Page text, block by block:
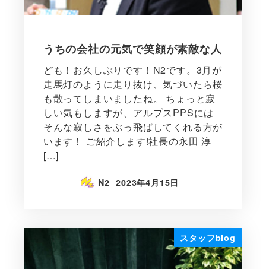
うちの会社の元気で笑顔が素敵な人
ども！お久しぶりです！N2です。3月が
走馬灯のように走り抜け、気づいたら桜
も散ってしまいましたね。 ちょっと寂
しい気もしますが、アルプスPPSには
そんな寂しさをぶっ飛ばしてくれる方が
います！ ご紹介します!社長の永田 淳
[…]
N2 2023年4月15日
スタッフblog